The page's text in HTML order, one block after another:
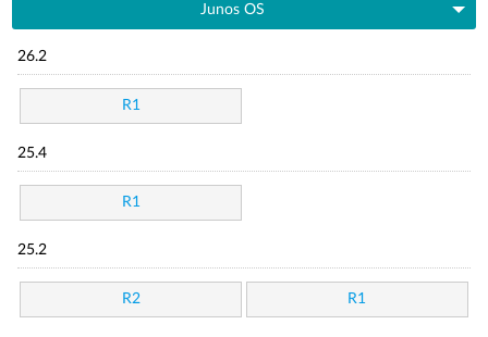
Junos OS
26.2
R1
25.4
R1
25.2
R2 R1